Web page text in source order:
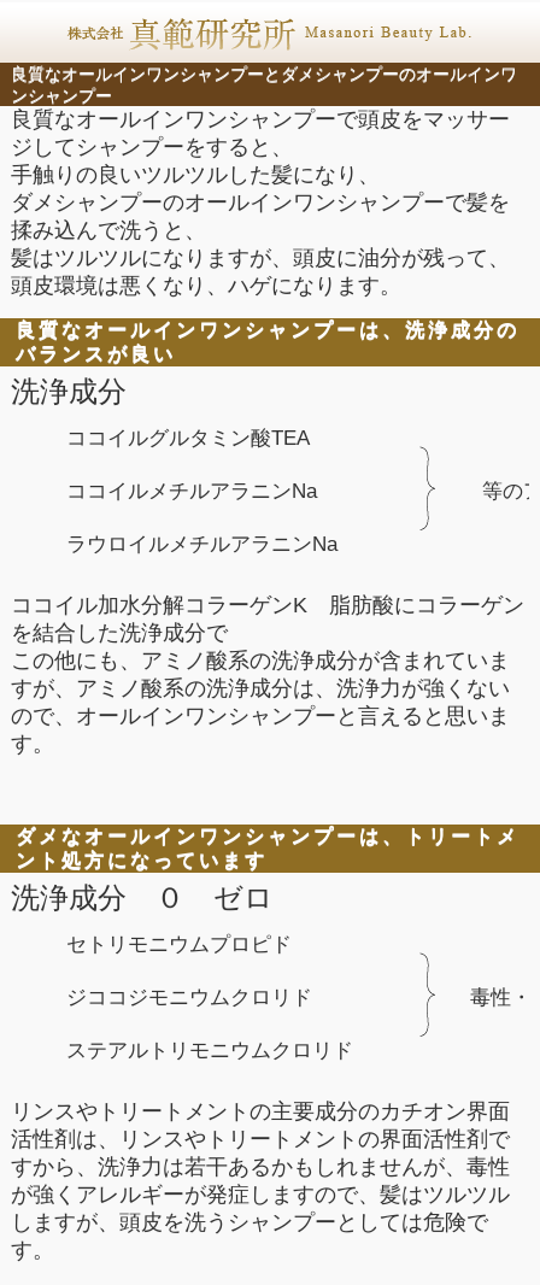
良質なオールインワンシャンプーとダメシャンプーのオールインワ
ンシャンプー
良質なオールインワンシャンプーで頭皮をマッサー
ジしてシャンプーをすると、
手触りの良いツルツルした髪になり、
ダメシャンプーのオールインワンシャンプーで髪を
揉み込んで洗うと、
髪はツルツルになりますが、頭皮に油分が残って、
頭皮環境は悪くなり、ハゲになります。
良質なオールインワンシャンプーは、洗浄成分の
バランスが良い
洗浄成分
ココイルグルタミン酸TEA
等の
ココイルメチルアラニンNa
ラウロイルメチルアラニンNa
ココイル加水分解コラーゲンK 脂肪酸にコラーゲン
を結合した洗浄成分で
この他にも、アミノ酸系の洗浄成分が含まれていま
すが、アミノ酸系の洗浄成分は、洗浄力が強くない
ので、オールインワンシャンプーと言えると思いま
す。
ダメなオールインワンシャンプーは、トリートメ
ント処方になっています
洗浄成分 ０ ゼロ
セトリモニウムプロピド
毒性・
ジココジモニウムクロリド
ステアルトリモニウムクロリド
リンスやトリートメントの主要成分のカチオン界面
活性剤は、リンスやトリートメントの界面活性剤で
すから、洗浄力は若干あるかもしれませんが、毒性
が強くアレルギーが発症しますので、髪はツルツル
しますが、頭皮を洗うシャンプーとしては危険で
す。